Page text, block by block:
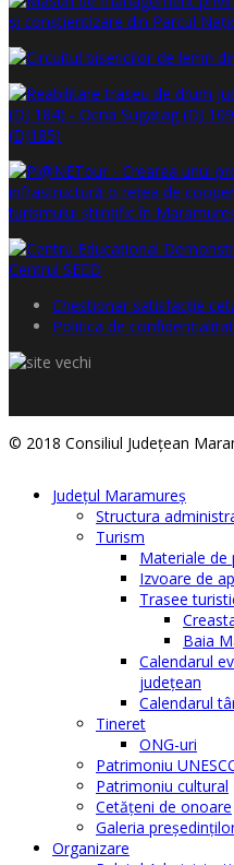
Chestionar satisfacţie
Politica de
© 2018 Consiliul Judeţean
Judeţul Maramureş
Structura
Turism
Materiale de
Izvoare de
Trasee
Baia
Calendarul
judeţean
Calendarul
Tineret
ONG-uri
Patrimoniu
Patrimoniu cultural
Cetăţeni de onoare
Galeria
Organizare